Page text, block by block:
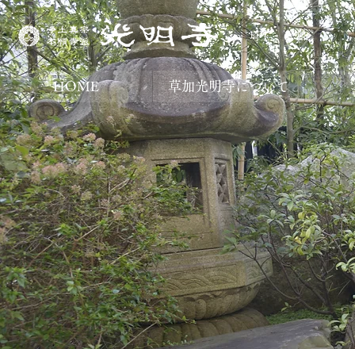
​埼玉・草加
HOME 草加光明寺について